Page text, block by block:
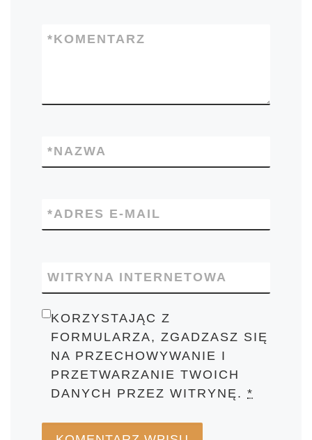
KOMENTARZ
*
NAZWA
*
ADRES E-MAIL
*
WITRYNA INTERNETOWA
KORZYSTAJĄC Z
FORMULARZA, ZGADZASZ SIĘ
NA PRZECHOWYWANIE I
PRZETWARZANIE TWOICH
DANYCH PRZEZ WITRYNĘ.*